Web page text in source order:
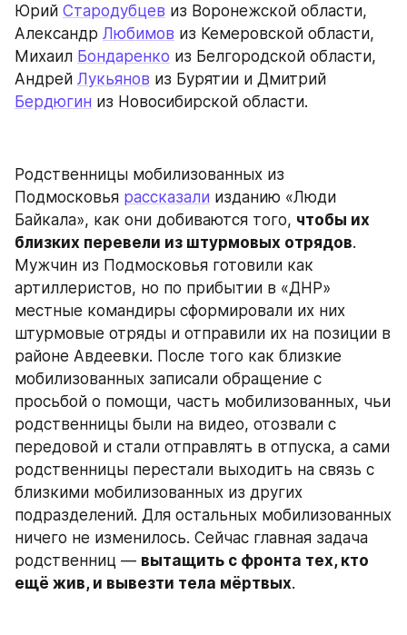
Юрий Стародубцев из Воронежской области,
Александр Любимов из Кемеровской области,
Михаил Бондаренко из Белгородской области,
Андрей Лукьянов
Бердюгин из Новосибирской области.
Родственницы мобилизованных из
Подмосковья рассказали изданию «Люди
Байкала», как они добиваются того, чтобы их
близких перевели из штурмовых отрядов.
Мужчин из Подмосковья готовили как
артиллеристов, но по прибытии в «ДНР»
местные командиры сформировали их них
штурмовые отряды и отправили их на позиции в
районе Авдеевки. После того как близкие
мобилизованных записали обращение с
просьбой о помощи, часть мобилизованных, чьи
родственницы были на видео, отозвали с
передовой и стали отправлять в отпуска, а сами
родственницы перестали выходить на связь с
близкими мобилизованных из других
подразделений. Для остальных мобилизованных
ничего не изменилось. Сейчас главная задача
родственниц — вытащить с фронта тех, кто
ещё жив, и вывезти тела мёртвых.